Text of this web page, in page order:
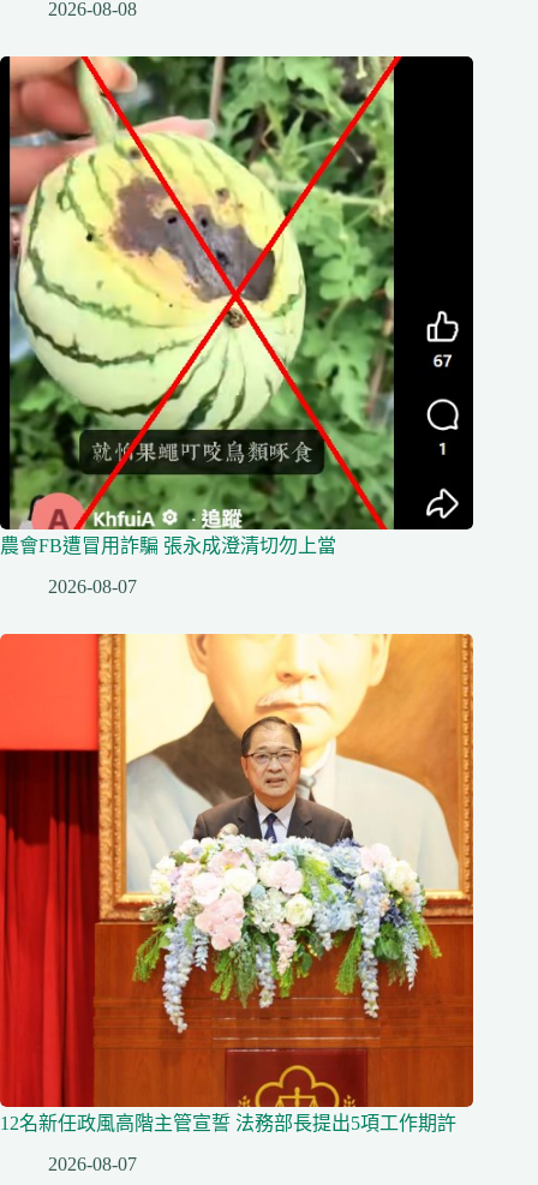
2026-08-08
農會FB遭冒用詐騙 張永成澄清切勿上當
2026-08-07
12名新任政風高階主管宣誓 法務部長提出5項工作期許
2026-08-07